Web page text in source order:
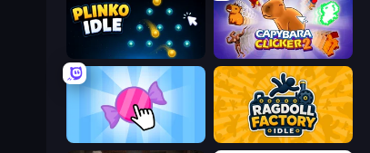
Plinko Idle Capybara Clicker 2
Candy Clicker 2 Ragdoll Factory Idle